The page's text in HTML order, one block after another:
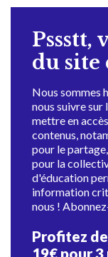
Pssstt,
du site
Nous sommes
nous suivre sur
mettre en
contenus,
pour le
pour la
d'éducation
information
nous !
Profitez
19€ pour